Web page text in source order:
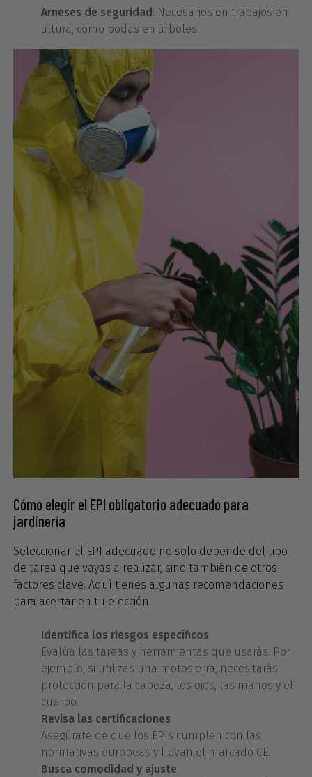
Arneses de seguridad: Necesarios en trabajos en
altura, como podas en árboles.
Cómo elegir el EPI obligatorio adecuado para
jardinería
Seleccionar el EPI adecuado no solo depende del tipo
de tarea que vayas a realizar, sino también de otros
factores clave. Aquí tienes algunas recomendaciones
para acertar en tu elección:
Identifica los riesgos específicos
Evalúa las tareas y herramientas que usarás. Por
ejemplo, si utilizas una motosierra, necesitarás
protección para la cabeza, los ojos, las manos y el
cuerpo.
Revisa las certificaciones
Asegúrate de que los EPIs cumplen con las
normativas europeas y llevan el marcado CE.
Busca comodidad y ajuste